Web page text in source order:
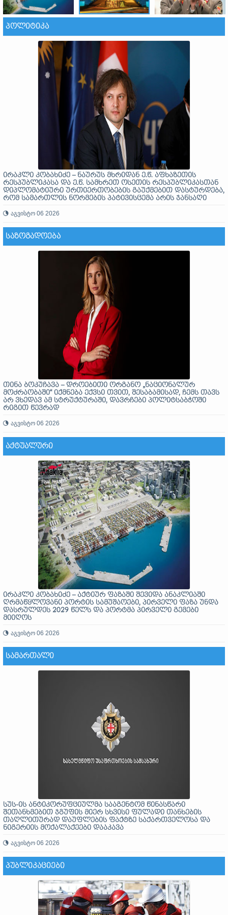
ᲞᲝᲚᲘᲢᲘᲙᲐ
ირაკლი კობახიძე – ნაურუს მხრიდან ე.წ. აფხაზეთის
რესპუბლიკასა და ე.წ. სამხრეთ ოსეთის რესპუბლიკასთან
დიპლომატიური ურთიერთობების გაუქმებით დასტურდება,
რომ სამართლის ნორმების პატივისცემა არის ჯანსაღი
აგვისტო 06 2026
ᲡᲐᲖᲝᲒᲐᲓᲝᲔᲑᲐ
თინა ბოკუჩავა – დროებითი ორგანო „ნაციონალურ
მოძრაობაში“ იქმნება ექვსი თვით, შესაბამისად, ჩემს თავს
არ ვხედავ ამ სტრუქტურაში, დავრჩები პოლიტსაბჭოში
რიგით წევრად
აგვისტო 06 2026
ᲐᲥᲢᲣᲐᲚᲣᲠᲘ
ირაკლი კობახიძე – აქტიურ ფაზაში შევიდა ანაკლიაში
ღრმაწყლოვანი პორტის სამუშაოები, პირველი ფაზა უნდა
დასრულდეს 2029 წელს და პორტმა პირველი გემები
მიიღოს
აგვისტო 06 2026
ᲡᲐᲛᲐᲠᲗᲐᲚᲘ
სუს-ის ანტიკორუფციულმა სააგენტომ წინასწარი
შეთანხმებით ჯგუფის მიერ სხვისი ფულადი თანხების
თაღლითურად დაუფლების ფაქტზე საქართველოსა და
ნიგერიის მოქალაქეები დააკავა
აგვისტო 06 2026
ᲞᲣᲑᲚᲘᲙᲐᲪᲘᲔᲑᲘ